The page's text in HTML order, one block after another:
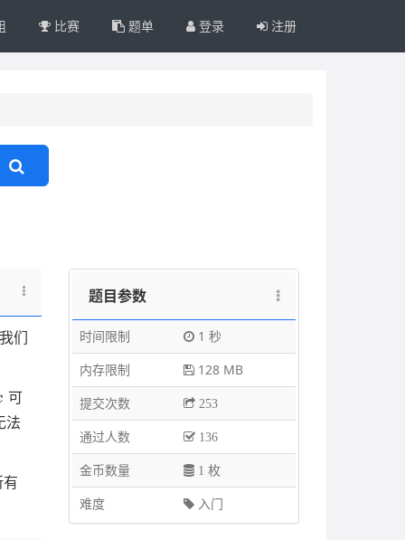
比赛 题单 登录 注册
们
可
法
题目参数
时间限制
1 秒
内存限制
128 MB
提交次数
253
通过人数 136
金币数量 1 枚
难度 入门